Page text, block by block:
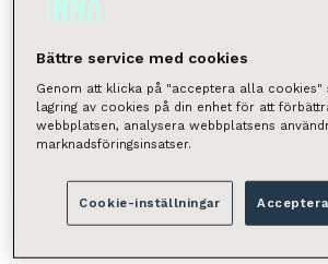
postinumeron perusteella.
Helsinki, Haaga
Hae
Bättre service med cookies
Genom att klicka på "acceptera alla cookies"
lagring av cookies på din enhet för att
webbplatsen, analysera webbplatsens
marknadsföringsinsatser.
Cookie-inställningar